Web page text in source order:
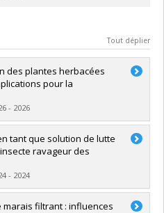
Tout déplier
des plantes herbacées
pour la
- 2026
tant que solution de lutte
ravageur des
- 2024
filtrant : influences